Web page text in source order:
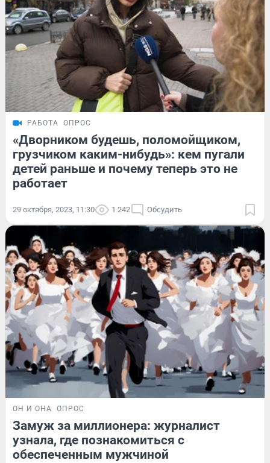
РАБОТА ОПРОС
«Дворником будешь, поломойщиком,
грузчиком каким-нибудь»: кем пугали
детей раньше и почему теперь это не
работает
29 октября, 2023, 11:30 1 242 Обсудить
ОН И ОНА ОПРОС
Замуж за миллионера: журналист
узнала, где познакомиться с
обеспеченным мужчиной